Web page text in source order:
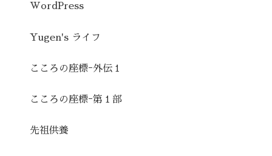
WordPress
Yugen's ライフ
こころの座標ｰ外伝１
こころの座標ｰ第１部
先祖供養